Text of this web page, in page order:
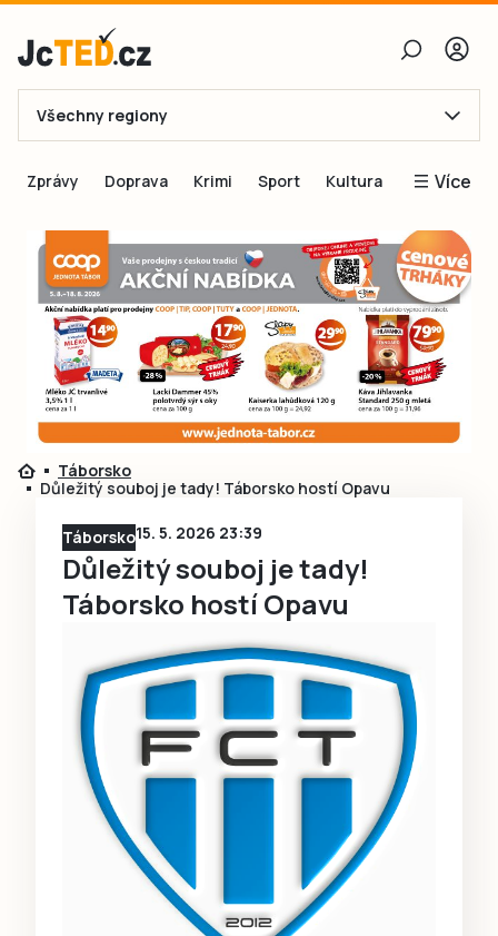
E-mail
Obnovit heslo
Přihlásit se
Přihlásit se přes Facebook
Ještě nemám účet, chci seRegistrovat
Všechny regiony
Zprávy Doprava Krimi Sport Kultura Více
Inspirace
Čtenáři píší
Speciální přílohy
Inzerce
Táborsko
Důležitý souboj je tady! Táborsko hostí Opavu
Táborsko15. 5. 2026 23:39
Důležitý souboj je tady!
Táborsko hostí Opavu